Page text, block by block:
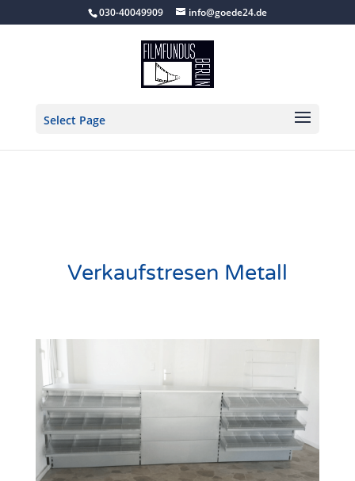
030-40049909 info@goede24.de
Select Page
Verkaufstresen Metall